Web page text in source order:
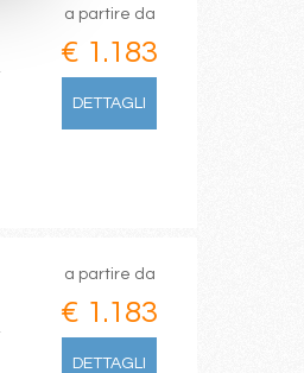
a partire da
€ 1.183
DETTAGLI
a partire da
€ 1.183
DETTAGLI